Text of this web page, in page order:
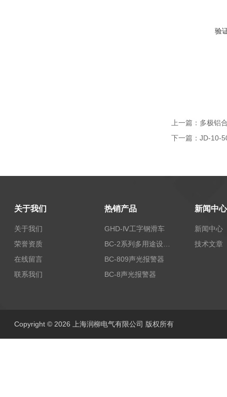
验
上一篇： 多极铝
下一篇： JD-10-
关于我们
关于我们
荣誉资质
在线留言
联系我们
热销产品
GHD-Ⅳ工字钢滑车
BC-809声光报警器
BC-8声光报警器
新闻中心
新闻中心
技术文章
Copyright © 2026 上海润柳电气有限公司 版权所有